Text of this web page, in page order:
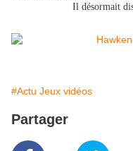
Il désormait
#Actu Jeux vidéos
Partager